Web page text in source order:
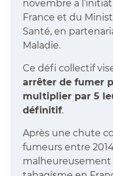
novembre a
France et du
Santé, en
Maladie.
Ce défi collectif
arrêter de fumer
multiplier par 5
définitif.
Après une chute
fumeurs entre
malheureusement